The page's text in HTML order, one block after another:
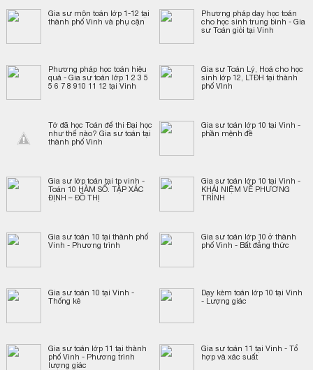
Gia sư môn toán lớp 1-12 tại
thành phố Vinh và phụ cận
Phương pháp dạy học toán
cho học sinh trung bình - Gia
sư Toán giỏi tại Vinh
Phương pháp học toán hiệu
quả - Gia sư toán lớp 1 2 3 5
5 6 7 8 910 11 12 tại Vinh
Gia sư Toán Lý, Hoá cho học
sinh lớp 12, LTĐH tại thành
phố VInh
Tớ đã học Toán để thi Đại học
như thế nào? Gia sư toán tại
thành phố Vinh
Gia sư toán lớp 10 tại Vinh -
phần mệnh đề
Gia sư lớp toán tại tp vinh -
Toán 10 HÀM SỐ. TẬP XÁC
ĐỊNH – ĐỒ THỊ
Gia sư toán lớp 10 tại Vinh -
KHÁI NIỆM VỀ PHƯƠNG
TRÌNH
Gia sư toán 10 tại thành phố
Vinh - Phương trình
Gia sư toán lớp 10 ở thành
phố Vinh - Bất đẳng thức
Gia sư toán 10 tại Vinh -
Thống kê
Dạy kèm toán lớp 10 tại Vinh
- Lượng giác
Gia sư toán lớp 11 tại thành
phố Vinh - Phương trình
lượng giác
Gia sư toán 11 tại Vinh - Tổ
hợp và xác suất